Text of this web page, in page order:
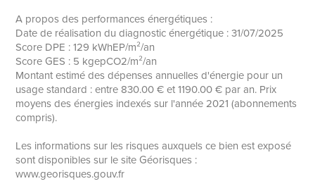
A propos des performances énergétiques :
Date de réalisation du diagnostic énergétique : 31/07/2025
Score DPE : 129 kWhEP/m²/an
Score GES : 5 kgepCO2/m²/an
Montant estimé des dépenses annuelles d'énergie pour un
usage standard : entre 830.00 € et 1190.00 € par an. Prix
moyens des énergies indexés sur l'année 2021 (abonnements
compris).
Les informations sur les risques auxquels ce bien est exposé
sont disponibles sur le site Géorisques :
www.georisques.gouv.fr